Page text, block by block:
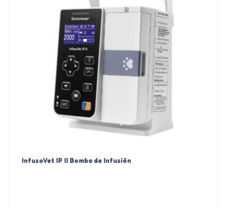
InfusoVet IP II Bomba de Infusión